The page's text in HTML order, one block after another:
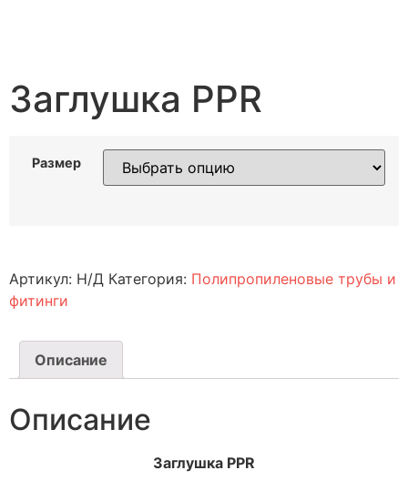
Заглушка PPR
Размер
Артикул: Н/Д Категория: Полипропиленовые трубы и
фитинги
Описание
Описание
Заглушка PPR